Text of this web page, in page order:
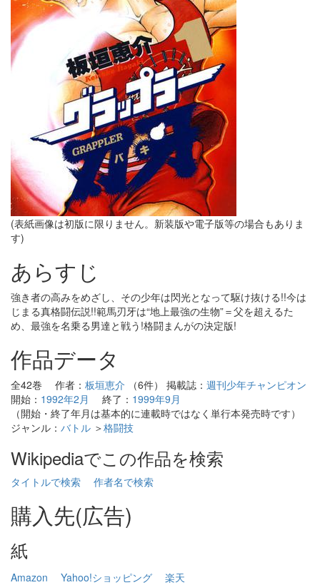
(表紙画像は初版に限りません。新装版や電子版等の場合もありま
す)
あらすじ
強き者の高みをめざし、その少年は閃光となって駆け抜ける!!今は
じまる真格闘伝説!!範馬刃牙は“地上最強の生物”＝父を超えるた
め、最強を名乗る男達と戦う!格闘まんがの決定版!
作品データ
全42巻 作者： 板垣恵介 （6件） 掲載誌： 週刊少年チャンピオン
開始： 1992年2月 終了： 1999年9月
（開始・終了年月は基本的に連載時ではなく単行本発売時です）
ジャンル： バトル ＞格闘技
Wikipediaでこの作品を検索
タイトルで検索 作者名で検索
購入先(広告)
紙
Amazon Yahoo!ショッピング
楽天